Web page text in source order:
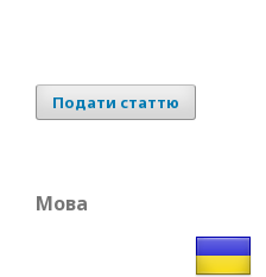
Подати статтю
Мова